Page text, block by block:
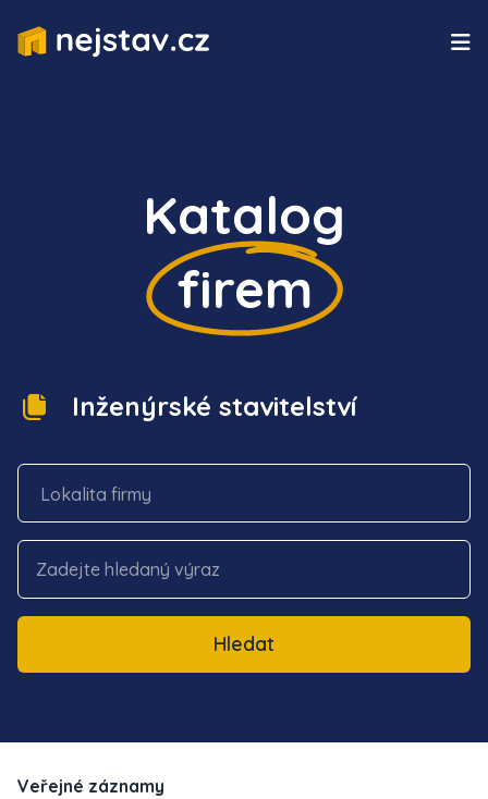
Katalog
firem
Inženýrské stavitelství
Hledat
Veřejné záznamy